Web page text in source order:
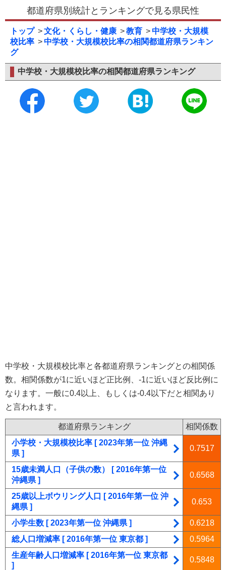
都道府県別統計とランキングで見る県民性
トップ 文化・くらし・健康 教育
中学校・大規模
校比率
中学校・大規模校比率の相関都道府県ランキン
グ
中学校・大規模校比率の相関都道府県ランキング
中学校・大規模校比率と各都道府県ランキングとの相関係
数。相関係数が1に近いほど正比例、-1に近いほど反比例に
なります。一般に0.4以上、もしくは-0.4以下だと相関あり
と言われます。
都道府県ランキング
相関係数
小学校・大規模校比率 [ 2023年第一位 沖縄
県 ]
0.7517
15歳未満人口（子供の数） [ 2016年第一位
沖縄県 ]
0.6568
25歳以上ボウリング人口 [ 2016年第一位 沖
縄県 ]
0.653
小学生数 [ 2023年第一位 沖縄県 ]
0.6218
総人口増減率 [ 2016年第一位 東京都 ]
0.5964
生産年齢人口増減率 [ 2016年第一位 東京都
]
0.5848